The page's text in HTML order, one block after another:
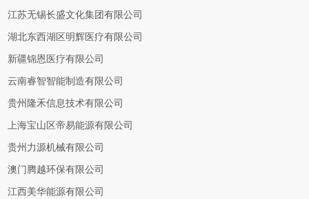
江苏无锡长盛文化集团有限公司
湖北东西湖区明辉医疗有限公司
新疆锦恩医疗有限公司
云南睿智智能制造有限公司
贵州隆禾信息技术有限公司
上海宝山区帝易能源有限公司
贵州力源机械有限公司
澳门腾越环保有限公司
江西美华能源有限公司